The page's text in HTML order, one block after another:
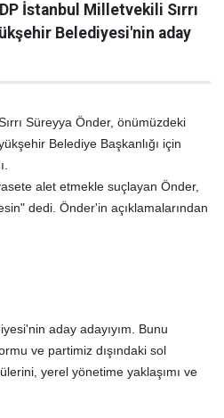
İstanbul Milletvekili Sırrı
Belediyesi'nin aday
Süreyya Önder, önümüzdeki
Belediye Başkanlığı için
alet etmekle suçlayan Önder,
dedi. Önder'in açıklamalarından
aday adayıyım. Bunu
ve partimiz dışındaki sol
yerel yönetime yaklaşımı ve